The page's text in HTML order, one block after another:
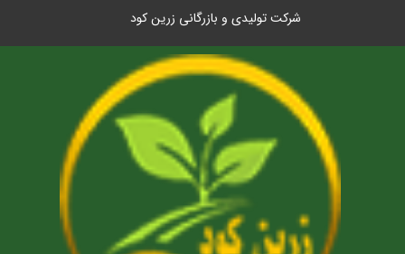
شرکت تولیدی و بازرگانی زرین کود